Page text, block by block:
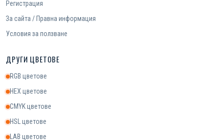
Регистрация
За сайта / Правна информация
Условия за ползване
ДРУГИ ЦВЕТОВЕ
RGB цветове
HEX цветове
CMYK цветове
HSL цветове
LAB цветове